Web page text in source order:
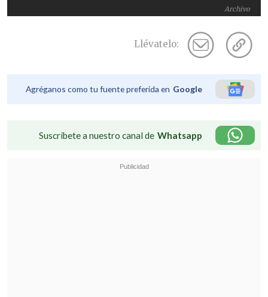
Archivo
Llévatelo:
Agréganos como tu fuente preferida en Google
Suscríbete a nuestro canal de Whatsapp